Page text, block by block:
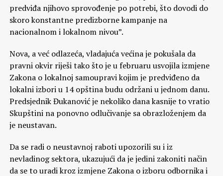
predviđa njihovo sprovođenje po potrebi, što dovodi do
skoro konstantne predizborne kampanje na
nacionalnom i lokalnom nivou”.
Nova, a već odlazeća, vladajuća većina je pokušala da
pravni okvir riješi tako što je u februaru usvojila izmjene
Zakona o lokalnoj samoupravi kojim je predviđeno da
lokalni izbori u 14 opština budu održani u jednom danu.
Predsjednik Đukanović je nekoliko dana kasnije to vratio
Skupštini na ponovno odlučivanje sa obrazloženjem da
je neustavan.
Da se radi o neustavnoj raboti upozorili su i iz
nevladinog sektora, ukazujući da je jedini zakoniti način
da se to uradi kroz izmjene Zakona o izboru odbornika i